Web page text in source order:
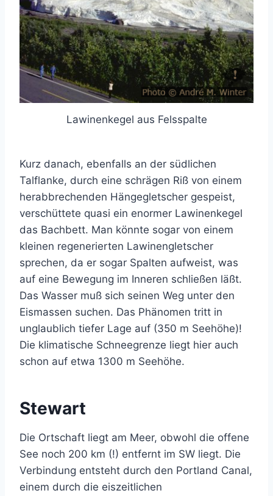
Lawinenkegel aus Felsspalte
Kurz danach, ebenfalls an der südlichen
Talflanke, durch eine schrägen Riß von einem
herabbrechenden Hängegletscher gespeist,
verschüttete quasi ein enormer Lawinenkegel
das Bachbett. Man könnte sogar von einem
kleinen regenerierten Lawinengletscher
sprechen, da er sogar Spalten aufweist, was
auf eine Bewegung im Inneren schließen läßt.
Das Wasser muß sich seinen Weg unter den
Eismassen suchen. Das Phänomen tritt in
unglaublich tiefer Lage auf (350 m Seehöhe)!
Die klimatische Schneegrenze liegt hier auch
schon auf etwa 1300 m Seehöhe.
Stewart
Die Ortschaft liegt am Meer, obwohl die offene
See noch 200 km (!) entfernt im SW liegt. Die
Verbindung entsteht durch den Portland Canal,
einem durch die eiszeitlichen